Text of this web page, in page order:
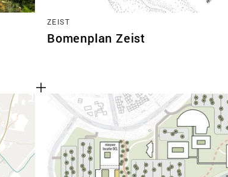
ZEIST
Bomenplan Zeist